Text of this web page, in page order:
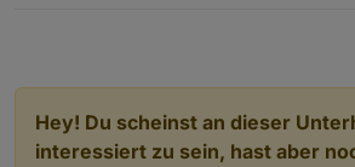
Hey! Du scheinst an dieser
interessiert zu sein, hast aber